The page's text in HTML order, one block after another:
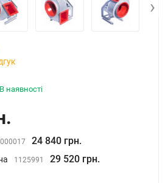
›
В наявності
24 840 грн.
1125991 29 520 грн.